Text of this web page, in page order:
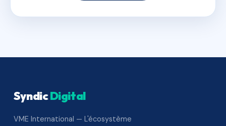
SyndicDigital
VME International — L'écosystème